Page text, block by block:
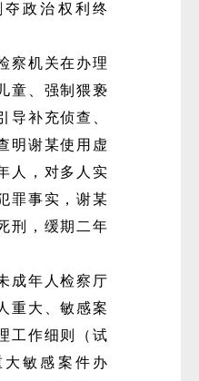
政治权利终
察机关在办理
童、强制猥亵
导补充侦查、
明谢某使用虚
人，对多人实
罪事实，谢某
刑，缓期二年
成年人检察厅
重大、敏感案
工作细则（试
敏感案件办